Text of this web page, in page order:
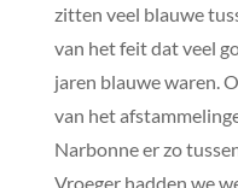
zitten veel blauwe
van het feit dat veel
jaren blauwe waren.
van het
Narbonne er zo
Vroeger hadden we